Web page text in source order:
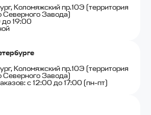
Коломяжский пр.10Э (территория
Северного Завода)
до 19:00
Коломяжский пр.10Э (территория
Северного Завода)
с 12:00 до 17:00 (пн-пт)